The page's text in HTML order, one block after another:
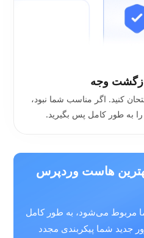
وجه
کنید. اگر مناسب شما نبود،
هاست وردپرس
مربوط می‌شود، به طور کامل
جدید شما پیکربندی مجدد